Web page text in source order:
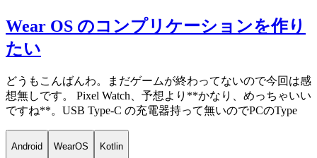
Wear OS のコンプリケーションを作り
たい
どうもこんばんわ。まだゲームが終わってないので今回は感
想無しです。 Pixel Watch、予想より**かなり、めっちゃいい
ですね**。USB Type-C の充電器持って無いのでPCのType
Android WearOS Kotlin